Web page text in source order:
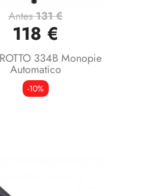
Vista rápida
Antes131 €
118 €
334B Monopie
Automatico
-10%